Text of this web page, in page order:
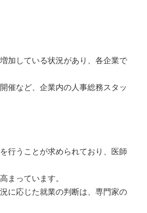
加している状況があり、各企業で
催など、企業内の人事総務スタッ
を行うことが求められており、医師
まっています。
に応じた就業の判断は、専門家の